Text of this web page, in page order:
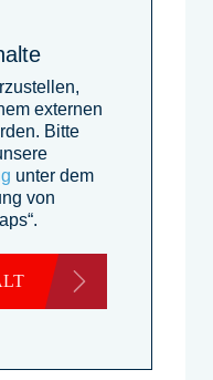
externen
Bitte
unter dem
von